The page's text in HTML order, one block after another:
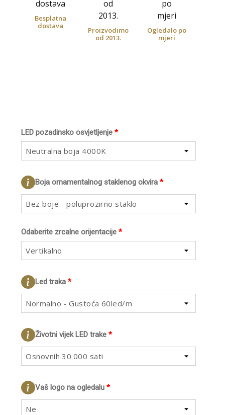
*
LED pozadinsko osvjetljenje
Neutralna boja 4000K
*
Boja ornamentalnog staklenog okvira
Bez boje - poluprozirno staklo
*
Odaberite zrcalne orijentacije
Vertikalno
*
Led traka
Normalno - Gustoća 60led/m
*
Životni vijek LED trake
Osnovnih 30.000 sati
*
Vaš logo na ogledalu
Ne
Besplatna
dostava
Proizvodimo
od 2013.
Ogledalo po
mjeri